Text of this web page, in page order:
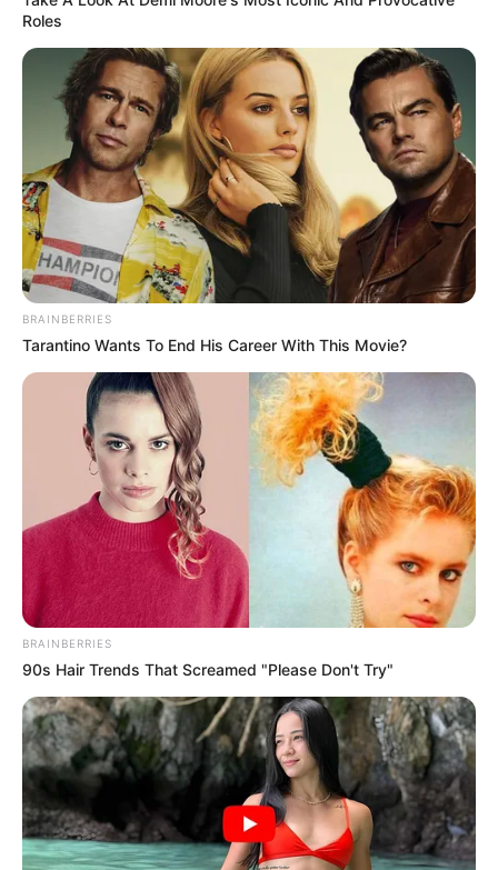
Roles
BRAINBERRIES
Tarantino Wants To End His Career With This Movie?
BRAINBERRIES
90s Hair Trends That Screamed "Please Don't Try"